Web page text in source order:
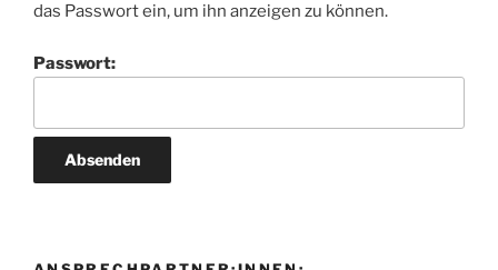
das Passwort ein, um ihn anzeigen zu können.
Passwort: